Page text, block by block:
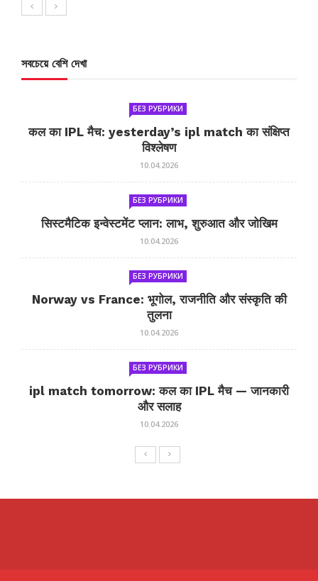
সবচেয়ে বেশি দেখা
БЕЗ РУБРИКИ
कल का IPL मैच: yesterday’s ipl match का संक्षिप्त
विश्लेषण
10.04.2026
БЕЗ РУБРИКИ
सिस्टमैटिक इन्वेस्टमेंट प्लान: लाभ, शुरुआत और जोखिम
10.04.2026
БЕЗ РУБРИКИ
Norway vs France: भूगोल, राजनीति और संस्कृति की
तुलना
10.04.2026
БЕЗ РУБРИКИ
ipl match tomorrow: कल का IPL मैच — जानकारी
और सलाह
10.04.2026